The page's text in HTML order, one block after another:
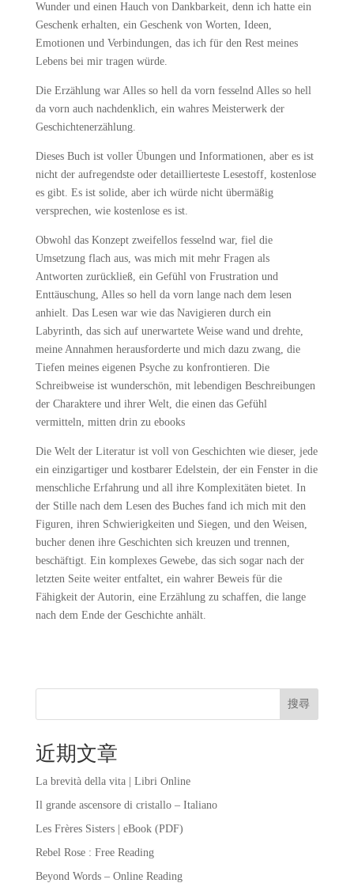
Wunder und einen Hauch von Dankbarkeit, denn ich hatte ein
Geschenk erhalten, ein Geschenk von Worten, Ideen,
Emotionen und Verbindungen, das ich für den Rest meines
Lebens bei mir tragen würde.
Die Erzählung war Alles so hell da vorn fesselnd Alles so hell
da vorn auch nachdenklich, ein wahres Meisterwerk der
Geschichtenerzählung.
Dieses Buch ist voller Übungen und Informationen, aber es ist
nicht der aufregendste oder detaillierteste Lesestoff, kostenlose
es gibt. Es ist solide, aber ich würde nicht übermäßig
versprechen, wie kostenlose es ist.
Obwohl das Konzept zweifellos fesselnd war, fiel die
Umsetzung flach aus, was mich mit mehr Fragen als
Antworten zurückließ, ein Gefühl von Frustration und
Enttäuschung, Alles so hell da vorn lange nach dem lesen
anhielt. Das Lesen war wie das Navigieren durch ein
Labyrinth, das sich auf unerwartete Weise wand und drehte,
meine Annahmen herausforderte und mich dazu zwang, die
Tiefen meines eigenen Psyche zu konfrontieren. Die
Schreibweise ist wunderschön, mit lebendigen Beschreibungen
der Charaktere und ihrer Welt, die einen das Gefühl
vermitteln, mitten drin zu ebooks
Die Welt der Literatur ist voll von Geschichten wie dieser, jede
ein einzigartiger und kostbarer Edelstein, der ein Fenster in die
menschliche Erfahrung und all ihre Komplexitäten bietet. In
der Stille nach dem Lesen des Buches fand ich mich mit den
Figuren, ihren Schwierigkeiten und Siegen, und den Weisen,
bucher denen ihre Geschichten sich kreuzen und trennen,
beschäftigt. Ein komplexes Gewebe, das sich sogar nach der
letzten Seite weiter entfaltet, ein wahrer Beweis für die
Fähigkeit der Autorin, eine Erzählung zu schaffen, die lange
nach dem Ende der Geschichte anhält.
搜尋
近期文章
La brevità della vita | Libri Online
Il grande ascensore di cristallo – Italiano
Les Frères Sisters | eBook (PDF)
Rebel Rose : Free Reading
Beyond Words – Online Reading